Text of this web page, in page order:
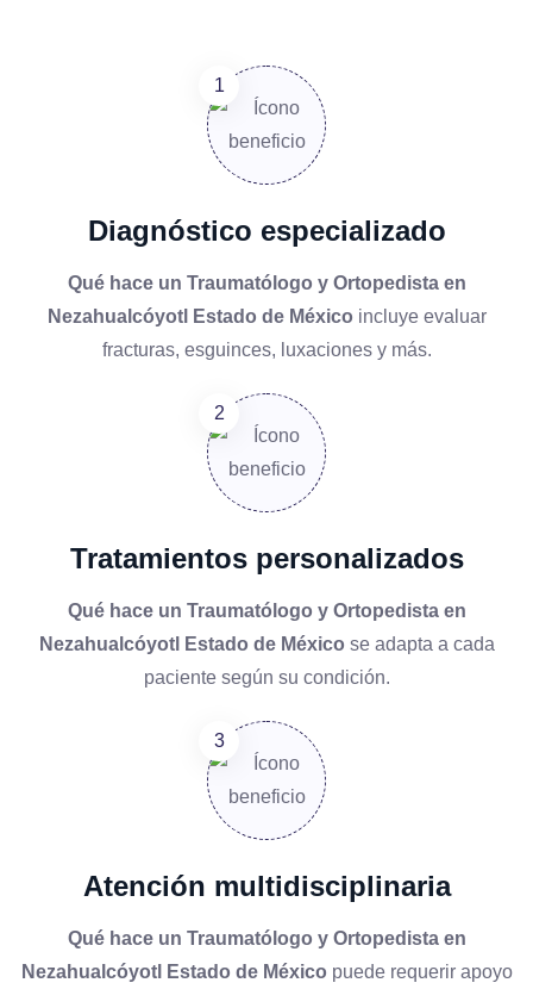
Diagnóstico especializado
Qué hace un Traumatólogo y Ortopedista en
Nezahualcóyotl Estado de México incluye evaluar
fracturas, esguinces, luxaciones y más.
Tratamientos personalizados
Qué hace un Traumatólogo y Ortopedista en
Nezahualcóyotl Estado de México se adapta a cada
paciente según su condición.
Atención multidisciplinaria
Qué hace un Traumatólogo y Ortopedista en
Nezahualcóyotl Estado de México puede requerir apoyo